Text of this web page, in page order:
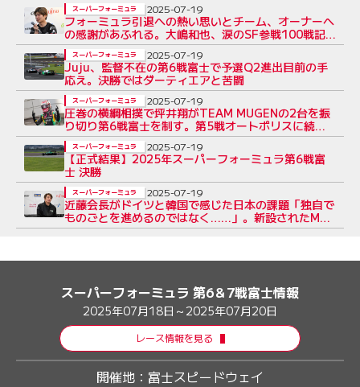
フォーミュラ引退への熱い思いとチーム、オーナーへ
の感謝があふれる。大嶋和也、涙のSF参戦100戦記
者会見全文
スーパーフォーミュラ 2025-07-19
Juju、監督不在の第6戦富士で予選Q2進出目前の手
応え。決勝ではダーティエアと苦闘
スーパーフォーミュラ 2025-07-19
圧巻の横綱相撲で坪井翔がTEAM MUGENの2台を振
り切り第6戦富士を制す。第5戦オートポリスに続く
連勝
スーパーフォーミュラ 2025-07-19
【正式結果】2025年スーパーフォーミュラ第6戦富
士 決勝
スーパーフォーミュラ 2025-07-19
近藤会長がドイツと韓国で感じた日本の課題「独自で
ものごとを進めるのではなく……」。新設されたMS
委員会への期待感
スーパーフォーミュラ 2025-07-19
スーパーフォーミュラ 第6＆7戦富士情報
2025年07月18日～2025年07月20日
レース情報を見る
開催地： 富士スピードウェイ